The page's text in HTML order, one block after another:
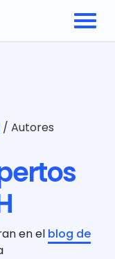
/ Autores
en el blog de